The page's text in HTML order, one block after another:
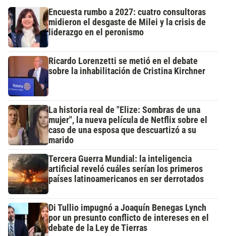
Encuesta rumbo a 2027: cuatro consultoras
midieron el desgaste de Milei y la crisis de
liderazgo en el peronismo
Ricardo Lorenzetti se metió en el debate
sobre la inhabilitación de Cristina Kirchner
La historia real de "Elize: Sombras de una
mujer", la nueva película de Netflix sobre el
caso de una esposa que descuartizó a su
marido
Tercera Guerra Mundial: la inteligencia
artificial reveló cuáles serían los primeros
países latinoamericanos en ser derrotados
Di Tullio impugnó a Joaquín Benegas Lynch
por un presunto conflicto de intereses en el
debate de la Ley de Tierras